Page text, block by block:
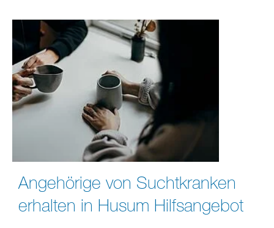
Angehörige von Suchtkranken
erhalten in Husum Hilfsangebot